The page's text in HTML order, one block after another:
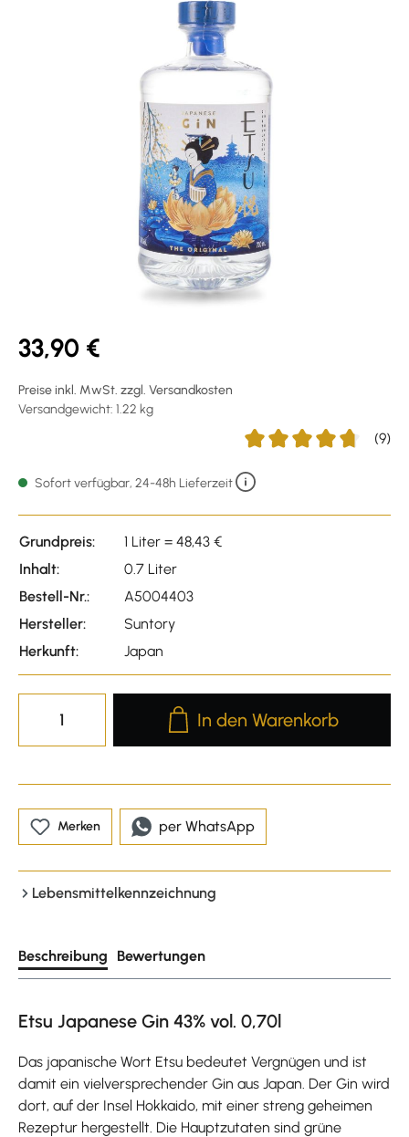
33,90 €
Preise inkl. MwSt. zzgl. Versandkosten
Versandgewicht: 1.22 kg
(9)
Sofort verfügbar, 24-48h Lieferzeit
Grundpreis:
1 Liter = 48,43 €
Inhalt:
0.7 Liter
Bestell-Nr.:
A5004403
Hersteller:
Suntory
Herkunft:
Japan
Produkt Anzahl: Gib den
In den Warenkorb
Merken per WhatsApp
Lebensmittelkennzeichnung
Beschreibung Bewertungen
Etsu Japanese Gin 43% vol. 0,70l
Das japanische Wort Etsu bedeutet Vergnügen und ist
damit ein vielversprechender Gin aus Japan. Der Gin wird
dort, auf der Insel Hokkaido, mit einer streng geheimen
Rezeptur hergestellt. Die Hauptzutaten sind grüne